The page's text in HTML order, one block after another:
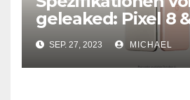
geleaked: Pixel 8
Pro
SEP. 27, 2023 MICHAEL